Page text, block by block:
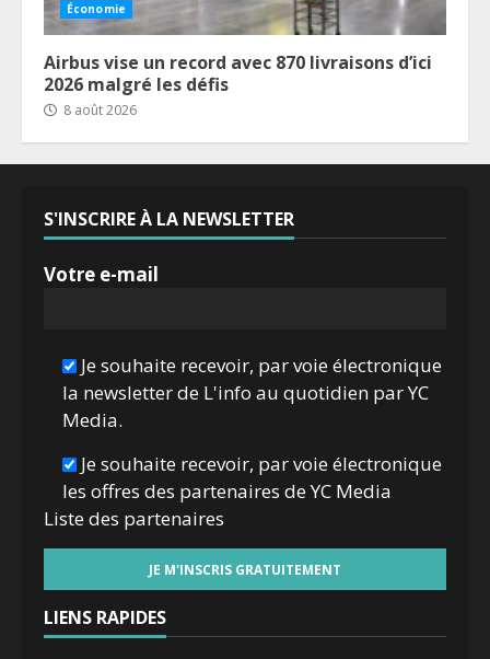
Économie
Airbus vise un record avec 870 livraisons d’ici
2026 malgré les défis
8 août 2026
S'INSCRIRE À LA NEWSLETTER
Votre e-mail
Je souhaite recevoir, par voie électronique
la newsletter de L'info au quotidien par YC
Media.
Je souhaite recevoir, par voie électronique
les offres des partenaires de YC Media
Liste des partenaires
LIENS RAPIDES